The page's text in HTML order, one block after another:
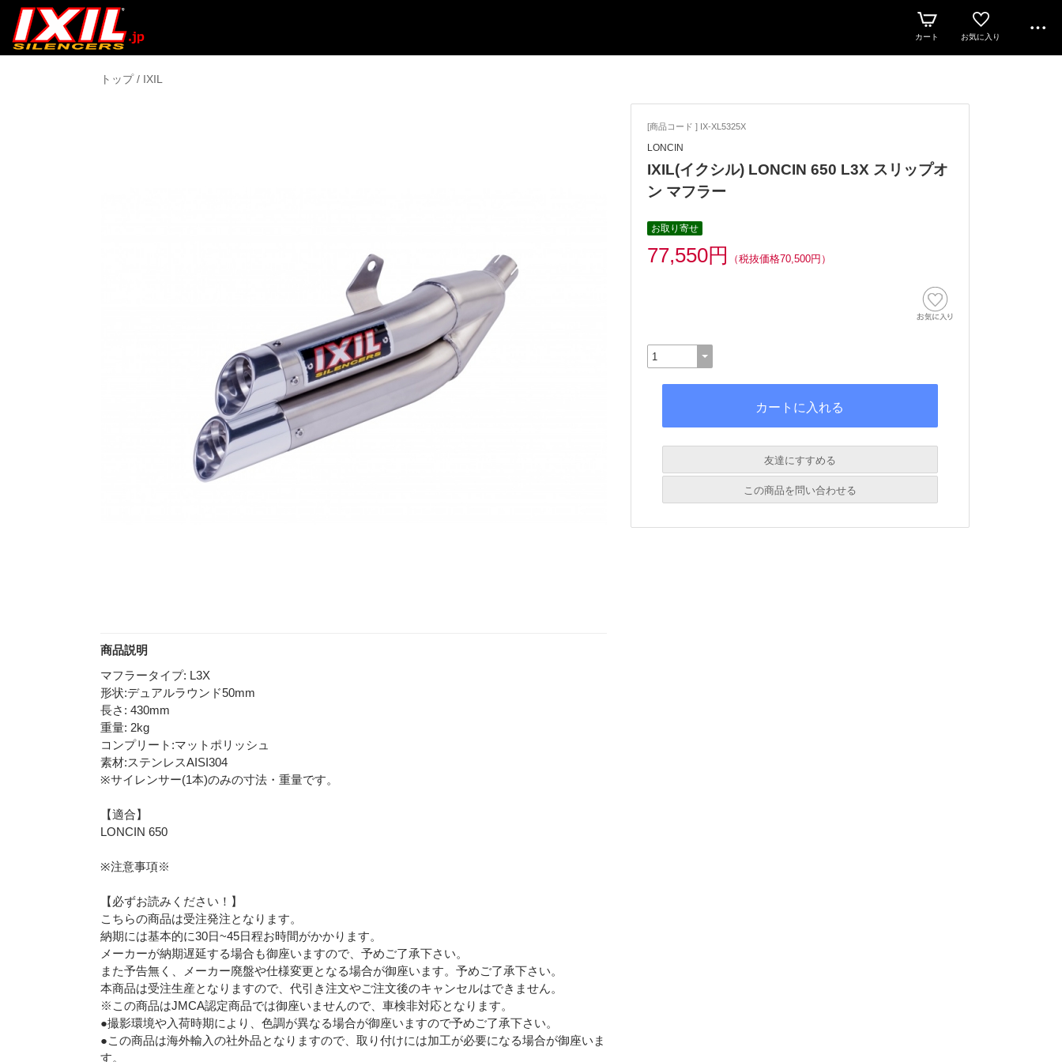
カート お気に入り
トップ/ IXIL
商品説明
マフラータイプ: L3X
形状:デュアルラウンド50mm
長さ: 430mm
重量: 2kg
コンプリート:マットポリッシュ
素材:ステンレスAISI304
※サイレンサー(1本)のみの寸法・重量です。
【適合】
LONCIN 650
※注意事項※
【必ずお読みください！】
こちらの商品は受注発注となります。
納期には基本的に30日~45日程お時間がかかります。
メーカーが納期遅延する場合も御座いますので、予めご了承下さい。
また予告無く、メーカー廃盤や仕様変更となる場合が御座います。予めご了承下さい。
本商品は受注生産となりますので、代引き注文やご注文後のキャンセルはできません。
※この商品はJMCA認定商品では御座いませんので、車検非対応となります。
●撮影環境や入荷時期により、色調が異なる場合が御座いますので予めご了承下さい。
●この商品は海外輸入の社外品となりますので、取り付けには加工が必要になる場合が御座いま
す。
[商品コード ] IX-XL5325X
LONCIN
IXIL(イクシル) LONCIN 650 L3X スリップオ
ン マフラー
お取り寄せ
77,550円 （税抜価格70,500円）
友達にすすめる
この商品を問い合わせる